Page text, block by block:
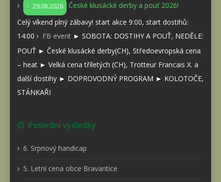
29.08.2026
České klusácké derby a pouť 2026!
Celý víkend plný zábavy! start akce 9:00, start dostihů:
14:00
FB event ► SOBOTA: DOSTIHY A POUŤ, NEDĚLE:
POUŤ ► České klusácké derby(CH), Středoevropská cena
– heat ► Velká cena tříletých (CH), Trotteur Francais X. a
další dostihy ► DOPROVODNÝ PROGRAM ► KOLOTOČE,
STÁNKAŘI
Poslední výsledky
6. Srpnový handicap
5. Letní cena obce Bravantice